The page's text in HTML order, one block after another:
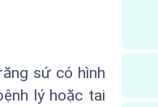
sứ có hình
lý hoặc tai